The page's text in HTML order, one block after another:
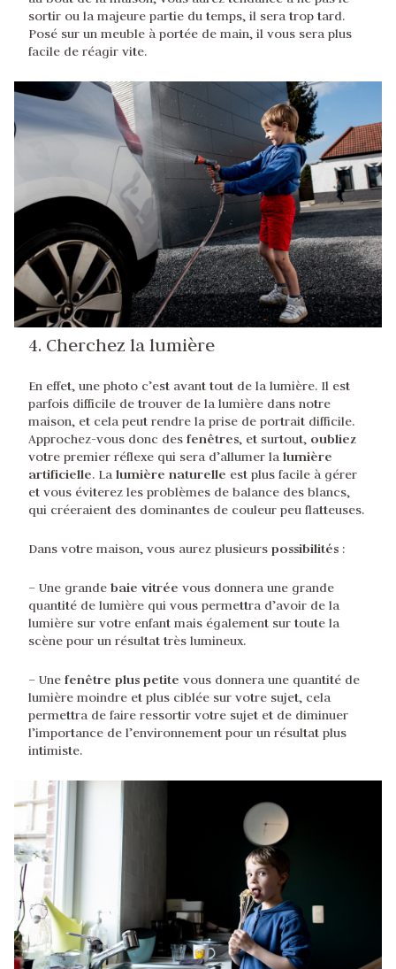
sortir ou la majeure partie du temps, il sera trop tard.
Posé sur un meuble à portée de main, il vous sera plus
facile de réagir vite.
4. Cherchez la lumière
En effet, une photo c’est avant tout de la lumière. Il est
parfois difficile de trouver de la lumière dans notre
maison, et cela peut rendre la prise de portrait difficile.
Approchez-vous donc des fenêtres, et surtout, oubliez
votre premier réflexe qui sera d’allumer la lumière
artificielle. La lumière naturelle est plus facile à gérer
et vous éviterez les problèmes de balance des blancs,
qui créeraient des dominantes de couleur peu flatteuses.
Dans votre maison, vous aurez plusieurs possibilités :
– Une grande baie vitrée vous donnera une grande
quantité de lumière qui vous permettra d’avoir de la
lumière sur votre enfant mais également sur toute la
scène pour un résultat très lumineux.
– Une fenêtre plus petite vous donnera une quantité de
lumière moindre et plus ciblée sur votre sujet, cela
permettra de faire ressortir votre sujet et de diminuer
l’importance de l’environnement pour un résultat plus
intimiste.